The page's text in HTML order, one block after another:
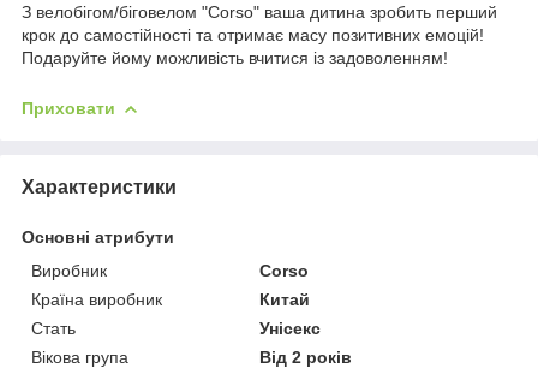
З велобігом/біговелом "Corso" ваша дитина зробить перший
крок до самостійності та отримає масу позитивних емоцій!
Подаруйте йому можливість вчитися із задоволенням!
Приховати
Характеристики
Основні атрибути
Виробник
Corso
Країна виробник
Китай
Стать
Унісекс
Вікова група
Від 2 років